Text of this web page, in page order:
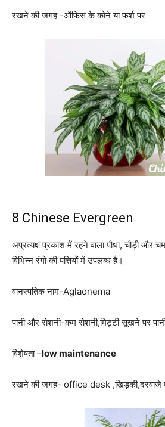
रखने की जगह -ऑफिस के कोने या फर्श पर
8 Chinese Evergreen
अप्रत्यक्ष प्रकाश में रहने वाला पौधा, चौड़ी और
विभिन्न रंगो की पत्तियों में उपलब्ध है।
वानस्पतिक नाम-Aglaonema
पानी और रोशनी-कम रोशनी,मिट्टी सूखने पर
विशेषता –low maintenance
रखने की जगह- office desk ,खिड़की,दरवाजे